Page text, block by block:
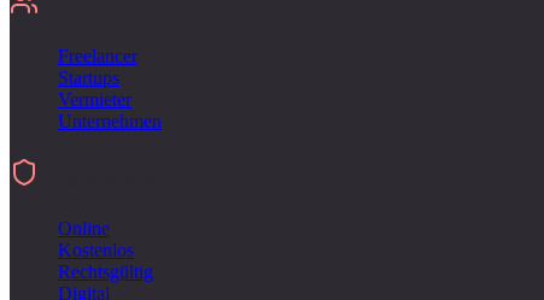
Freelancer
Startups
Vermieter
Unternehmen
Online
Kostenlos
Rechtsgültig
Digital